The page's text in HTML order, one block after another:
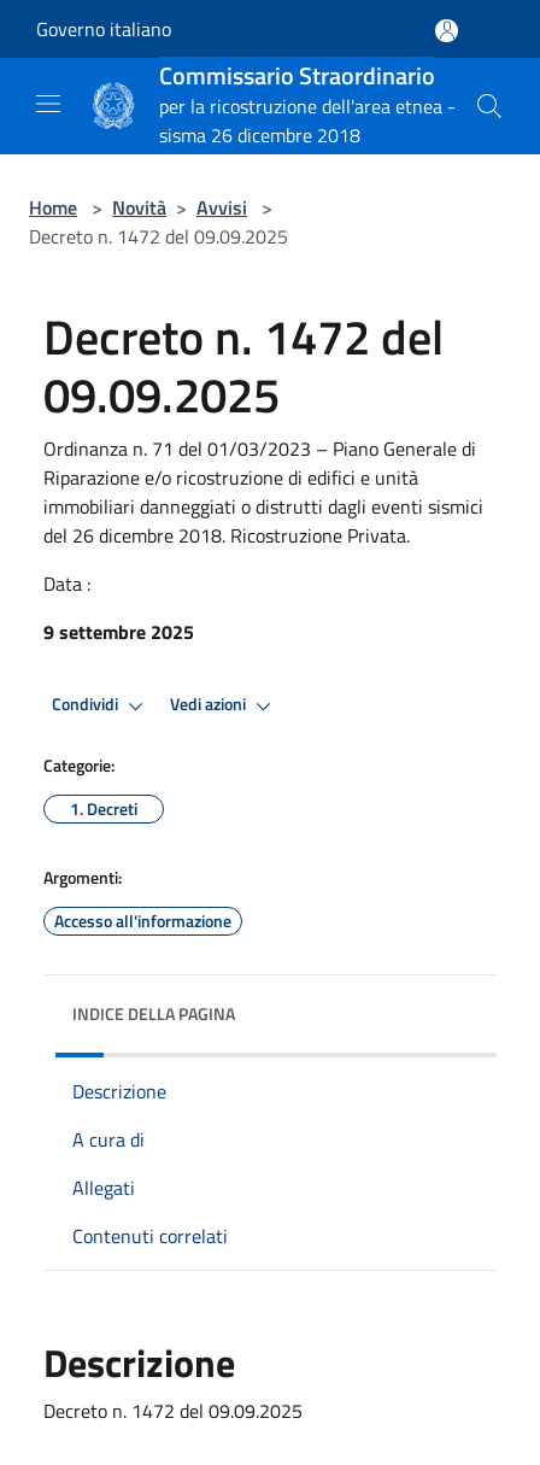
Governo italiano
Commissario Straordinario
per la ricostruzione dell'area etnea -
sisma 26 dicembre 2018
Home > Novità > Avvisi >
Decreto n. 1472 del 09.09.2025
Decreto n. 1472 del
09.09.2025
Ordinanza n. 71 del 01/03/2023 – Piano Generale di
Riparazione e/o ricostruzione di edifici e unità
immobiliari danneggiati o distrutti dagli eventi sismici
del 26 dicembre 2018. Ricostruzione Privata.
Data :
9 settembre 2025
Condividi Vedi azioni
Categorie:
1. Decreti
Argomenti:
Accesso all'informazione
INDICE DELLA PAGINA
Descrizione
A cura di
Allegati
Contenuti correlati
Descrizione
Decreto n. 1472 del 09.09.2025